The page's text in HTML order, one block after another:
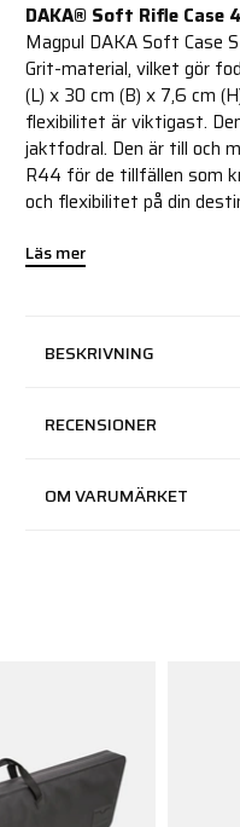
DAKA® Soft Rifle Case
Magpul DAKA Soft Case
Grit-material, vilket gör
(L) x 30 cm (B) x 7,6 cm
flexibilitet är viktigast.
jaktfodral. Den är till och
R44 för de tillfällen som
och flexibilitet på din
Läs mer
BESKRIVNING
RECENSIONER
OM VARUMÄRKET